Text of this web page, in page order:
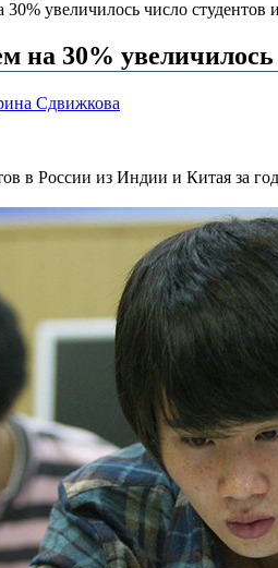
30% увеличилось число
на 30%
Сдвижкова
в России из Индии и Китая за